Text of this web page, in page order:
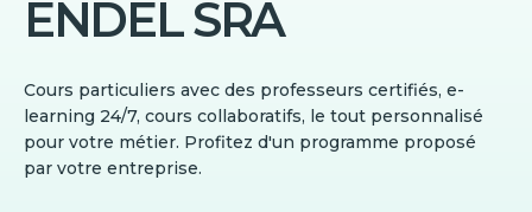
ENDEL SRA
Cours particuliers avec des professeurs certifiés, e-
learning 24/7, cours collaboratifs, le tout personnalisé
pour votre métier. Profitez d'un programme proposé
par votre entreprise.